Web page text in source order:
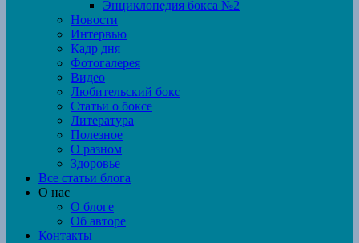
Энциклопедия бокса №2
Новости
Интервью
Кадр дня
Фотогалерея
Видео
Любительский бокс
Статьи о боксе
Литература
Полезное
О разном
Здоровье
Все статьи блога
О нас
О блоге
Об авторе
Контакты